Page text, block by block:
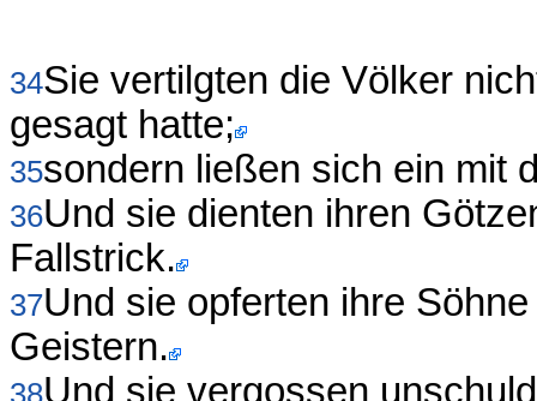
34Sie vertilgten die Völker
gesagt hatte;
35sondern ließen sich ein mit
36Und sie dienten ihren
Fallstrick.
37Und sie opferten ihre
Geistern.
Und sie vergossen